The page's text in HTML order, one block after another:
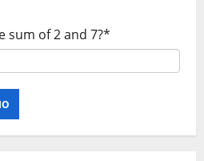
sum of 2 and 7?*